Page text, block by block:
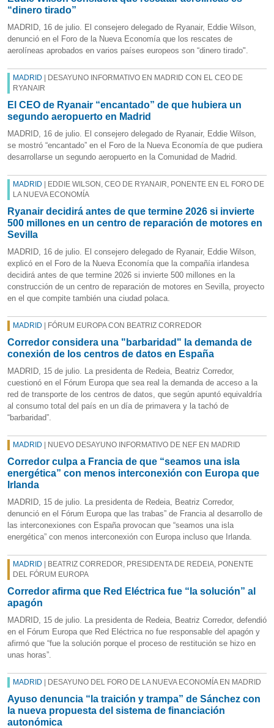
“dinero tirado”
MADRID, 16 de julio. El consejero delegado de Ryanair, Eddie Wilson,
denunció en el Foro de la Nueva Economía que los rescates de
aerolíneas aprobados en varios países europeos son “dinero tirado".
MADRID | DESAYUNO INFORMATIVO EN MADRID CON EL CEO DE
RYANAIR
El CEO de Ryanair “encantado” de que hubiera un
segundo aeropuerto en Madrid
MADRID, 16 de julio. El consejero delegado de Ryanair, Eddie Wilson,
se mostró “encantado” en el Foro de la Nueva Economía de que pudiera
desarrollarse un segundo aeropuerto en la Comunidad de Madrid.
MADRID | EDDIE WILSON, CEO DE RYANAIR, PONENTE EN EL FORO DE
LA NUEVA ECONOMÍA
Ryanair decidirá antes de que termine 2026 si invierte
500 millones en un centro de reparación de motores en
Sevilla
MADRID, 16 de julio. El consejero delegado de Ryanair, Eddie Wilson,
explicó en el Foro de la Nueva Economía que la compañía irlandesa
decidirá antes de que termine 2026 si invierte 500 millones en la
construcción de un centro de reparación de motores en Sevilla, proyecto
en el que compite también una ciudad polaca.
MADRID | FÓRUM EUROPA CON BEATRIZ CORREDOR
Corredor considera una "barbaridad" la demanda de
conexión de los centros de datos en España
MADRID, 15 de julio. La presidenta de Redeia, Beatriz Corredor,
cuestionó en el Fórum Europa que sea real la demanda de acceso a la
red de transporte de los centros de datos, que según apuntó equivaldría
al consumo total del país en un día de primavera y la tachó de
“barbaridad”.
MADRID | NUEVO DESAYUNO INFORMATIVO DE NEF EN MADRID
Corredor culpa a Francia de que “seamos una isla
energética” con menos interconexión con Europa que
Irlanda
MADRID, 15 de julio. La presidenta de Redeia, Beatriz Corredor,
denunció en el Fórum Europa que las trabas” de Francia al desarrollo de
las interconexiones con España provocan que “seamos una isla
energética” con menos interconexión con Europa incluso que Irlanda.
MADRID | BEATRIZ CORREDOR, PRESIDENTA DE REDEIA, PONENTE
DEL FÓRUM EUROPA
Corredor afirma que Red Eléctrica fue “la solución” al
apagón
MADRID, 15 de julio. La presidenta de Redeia, Beatriz Corredor, defendió
en el Fórum Europa que Red Eléctrica no fue responsable del apagón y
afirmó que “fue la solución porque el proceso de restitución se hizo en
unas horas”.
MADRID | DESAYUNO DEL FORO DE LA NUEVA ECONOMÍA EN MADRID
Ayuso denuncia “la traición y trampa” de Sánchez con
la nueva propuesta del sistema de financiación
autonómica